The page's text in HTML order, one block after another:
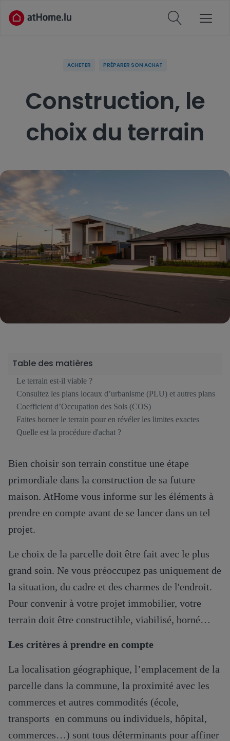
ACHETER PRÉPARER SON ACHAT
Construction, le
choix du terrain
Table des matières
Le terrain est-il viable ?
Consultez les plans locaux d’urbanisme (PLU) et autres plans
Coefficient d’Occupation des Sols (COS)
Faites borner le terrain pour en révéler les limites exactes
Quelle est la procédure d'achat ?
Bien choisir son terrain constitue une étape
primordiale dans la construction de sa future
maison. AtHome vous informe sur les éléments à
prendre en compte avant de se lancer dans un tel
projet.
Le choix de la parcelle doit être fait avec le plus
grand soin. Ne vous préoccupez pas uniquement de
la situation, du cadre et des charmes de l'endroit.
Pour convenir à votre projet immobilier, votre
terrain doit être constructible, viabilisé, borné…
Les critères à prendre en compte
La localisation géographique, l’emplacement de la
parcelle dans la commune, la proximité avec les
commerces et autres commodités (école,
transports en communs ou individuels, hôpital,
commerces…) sont tous déterminants pour affiner